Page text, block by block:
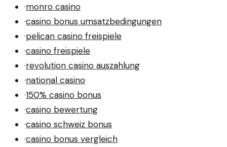
·monro casino
·casino bonus umsatzbedingungen
·pelican casino freispiele
·casino freispiele
·revolution casino auszahlung
·national casino
·150% casino bonus
·casino bewertung
·casino schweiz bonus
·casino bonus vergleich